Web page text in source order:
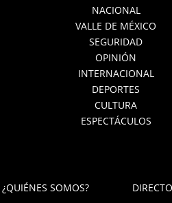
NACIONAL
VALLE DE MÉXICO
SEGURIDAD
OPINIÓN
INTERNACIONAL
DEPORTES
CULTURA
ESPECTÁCULOS
¿QUIÉNES SOMOS?